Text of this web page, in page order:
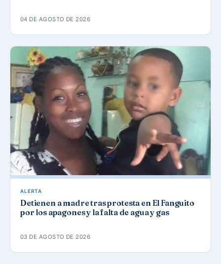
04 DE AGOSTO DE 2026
ALERTA
Detienen a madre tras protesta en El Fanguito
por los apagones y la falta de agua y gas
03 DE AGOSTO DE 2026